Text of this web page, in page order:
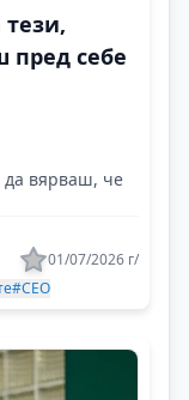
себе
да вярваш, че
01/07/2026 г/
#CEO